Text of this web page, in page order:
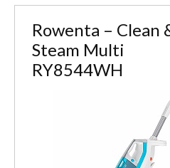
Rowenta – Clean
Steam Multi
RY8544WH